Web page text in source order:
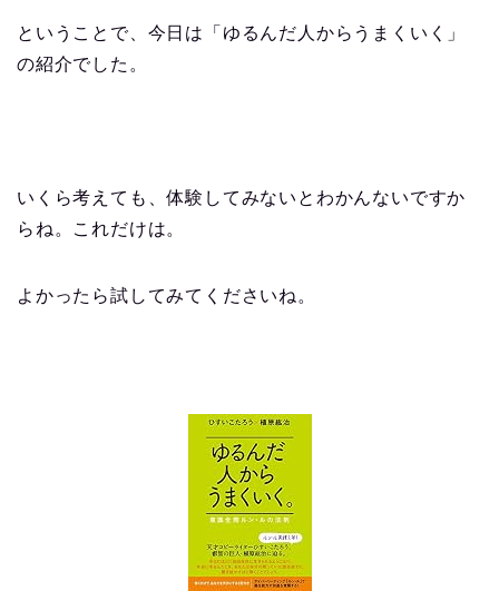
ということで、今日は「ゆるんだ人からうまくいく」
の紹介でした。
いくら考えても、体験してみないとわかんないですか
らね。これだけは。
よかったら試してみてくださいね。